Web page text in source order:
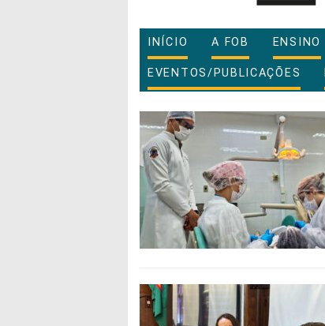
INÍCIO A FOB ENSINO
EVENTOS/PUBLICAÇÕES